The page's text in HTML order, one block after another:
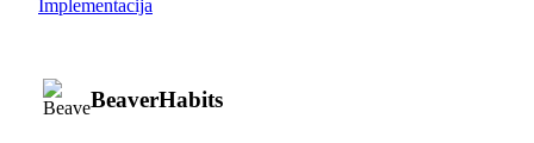
Implementacija
BeaverHabits